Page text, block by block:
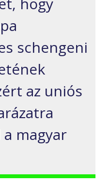
schengeni
az uniós
magyar